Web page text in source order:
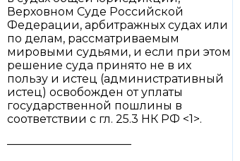
Верховном Суде Российской
Федерации, арбитражных судах или
по делам, рассматриваемым
мировыми судьями, и если при этом
решение суда принято не в их
пользу и истец (административный
истец) освобожден от уплаты
государственной пошлины в
соответствии с гл. 25.3 НК РФ <1>.
———————————